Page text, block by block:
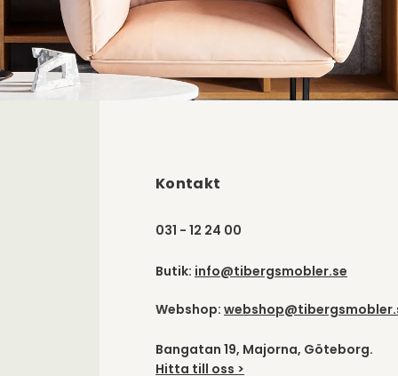
Kontakt
031 - 12 24 00
Butik: info@tibergsmobler.se
Webshop:
Bangatan 19, Majorna, Göteborg.
Hitta till oss >